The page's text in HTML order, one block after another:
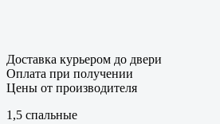
Доставка курьером до двери
Оплата при получении
Цены от производителя
1,5 спальные